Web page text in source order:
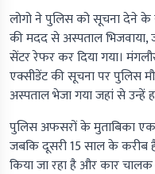
लोगो ने पुलिस को सूचना देने के
की मदद से अस्पताल भिजवाया,
सेंटर रेफर कर दिया गया।
एक्सीडेंट की सूचना पर पुलिस
अस्पताल भेजा गया जहां से उन्हें
पुलिस अफसरों के मुताबिका एक
जबकि दूसरी 15 साल के करीब
किया जा रहा है और कार